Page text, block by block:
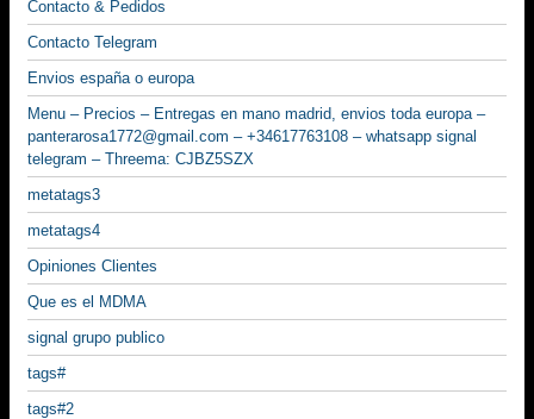
Contacto & Pedidos
Contacto Telegram
Envios españa o europa
Menu – Precios – Entregas en mano madrid, envios toda europa –
panterarosa1772@gmail.com – +34617763108 – whatsapp signal
telegram – Threema: CJBZ5SZX
metatags3
metatags4
Opiniones Clientes
Que es el MDMA
signal grupo publico
tags#
tags#2